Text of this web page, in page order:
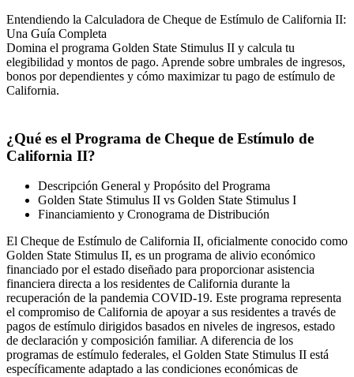
Entendiendo la Calculadora de Cheque de Estímulo de California II:
Una Guía Completa
Domina el programa Golden State Stimulus II y calcula tu
elegibilidad y montos de pago. Aprende sobre umbrales de ingresos,
bonos por dependientes y cómo maximizar tu pago de estímulo de
California.
¿Qué es el Programa de Cheque de Estímulo de
California II?
Descripción General y Propósito del Programa
Golden State Stimulus II vs Golden State Stimulus I
Financiamiento y Cronograma de Distribución
El Cheque de Estímulo de California II, oficialmente conocido como
Golden State Stimulus II, es un programa de alivio económico
financiado por el estado diseñado para proporcionar asistencia
financiera directa a los residentes de California durante la
recuperación de la pandemia COVID-19. Este programa representa
el compromiso de California de apoyar a sus residentes a través de
pagos de estímulo dirigidos basados en niveles de ingresos, estado
de declaración y composición familiar. A diferencia de los
programas de estímulo federales, el Golden State Stimulus II está
específicamente adaptado a las condiciones económicas de